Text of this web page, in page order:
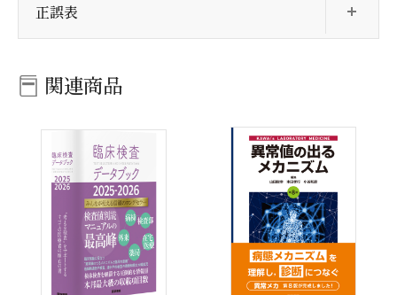
正誤表
関連商品